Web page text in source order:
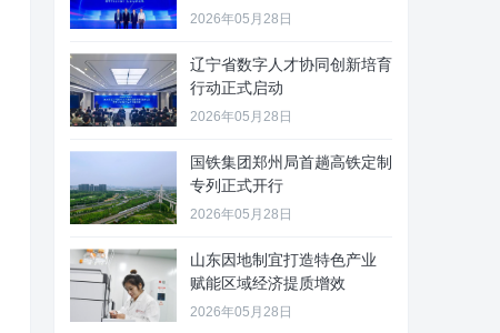
2026年05月28日
辽宁省数字人才协同创新培育
行动正式启动
2026年05月28日
国铁集团郑州局首趟高铁定制
专列正式开行
2026年05月28日
山东因地制宜打造特色产业
赋能区域经济提质增效
2026年05月28日